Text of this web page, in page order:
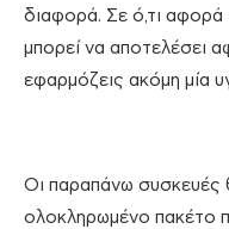
διαφορά. Σε ό,τι αφορά
μπορεί να αποτελέσει
εφαρμόζεις ακόμη μία
Οι παραπάνω
ολοκληρωμένο πακέτο